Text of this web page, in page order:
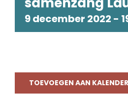
9 december 2022 -
TOEVOEGEN AAN KALENDER